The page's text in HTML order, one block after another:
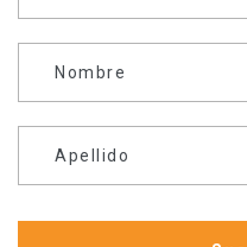
Nombre
Apellido